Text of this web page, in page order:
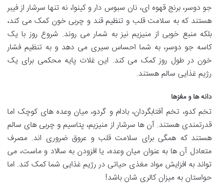
جو دوسر، برنج قهوه ای، نان سبوس دار و کینوا، نه تنها سرشار از فیبر
هستند که به سلامت قلب و تنظیم قند و چربی خون کمک می کند،
بلکه منبع خوبی از منیزیم نیز به شمار می روند. شروع روز با یک
کاسه جو دوسر، به شما احساس سیری می دهد و به تنظیم فشار
خون در طول روز کمک می کند. این غلات پایه محکمی برای یک
رژیم غذایی سالم هستند.
دانه ها و مغزها
تخم کدو، تخم آفتابگردان، بادام و گردو، میان وعده های کوچک اما
قدرتمندی هستند. آن ها سرشار از منیزیم، پتاسیم و چربی های سالم
هستند که همگی برای سلامت قلب و عروق ضروری اند. مصرف
متعادل آن ها به عنوان میان وعده، یا افزودن به سالاد و ماست، می
تواند به افزایش مواد مغذی حیاتی در رژیم غذایی شما کمک کند. اما
حواستان به میزان کالری شان باشد!